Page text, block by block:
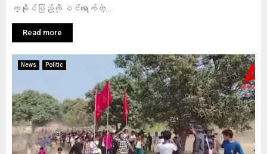
က္ခိုင်ပြည်ကို ဝင်ရောက်တဲ့...
Read more
News Politic